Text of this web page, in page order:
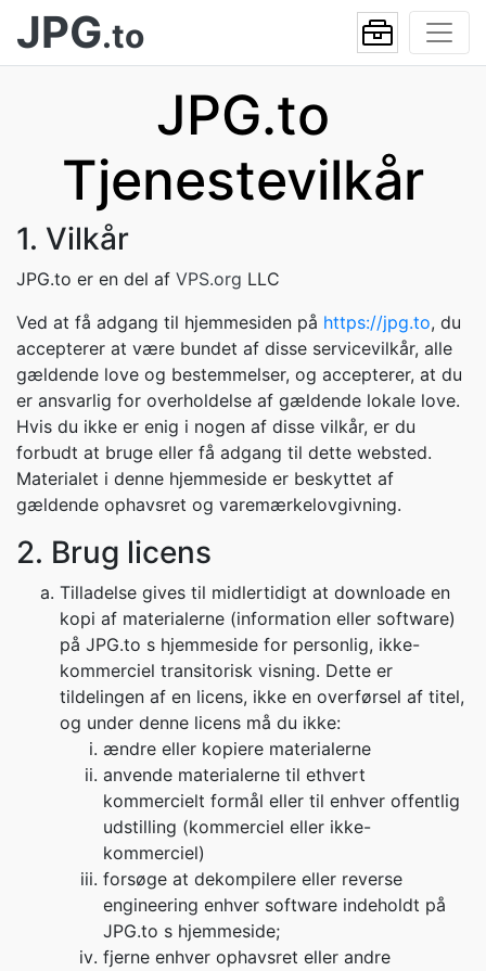
JPG.to
JPG.to
Tjenestevilkår
1. Vilkår
JPG.to er en del af VPS.org LLC
Ved at få adgang til hjemmesiden på https://jpg.to, du
accepterer at være bundet af disse servicevilkår, alle
gældende love og bestemmelser, og accepterer, at du
er ansvarlig for overholdelse af gældende lokale love.
Hvis du ikke er enig i nogen af disse vilkår, er du
forbudt at bruge eller få adgang til dette websted.
Materialet i denne hjemmeside er beskyttet af
gældende ophavsret og varemærkelovgivning.
2. Brug licens
Tilladelse gives til midlertidigt at downloade en
kopi af materialerne (information eller software)
på JPG.to s hjemmeside for personlig, ikke-
kommerciel transitorisk visning. Dette er
tildelingen af en licens, ikke en overførsel af titel,
og under denne licens må du ikke:
ændre eller kopiere materialerne
anvende materialerne til ethvert
kommercielt formål eller til enhver offentlig
udstilling (kommerciel eller ikke-
kommerciel)
forsøge at dekompilere eller reverse
engineering enhver software indeholdt på
JPG.to s hjemmeside;
fjerne enhver ophavsret eller andre